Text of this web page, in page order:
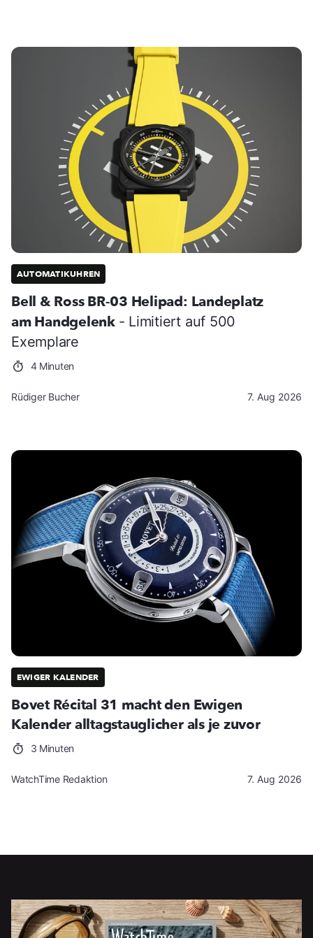
AUTOMATIKUHREN
Bell & Ross BR-03 Helipad: Landeplatz
am Handgelenk - Limitiert auf 500
Exemplare
4 Minuten
Rüdiger Bucher 7. Aug 2026
EWIGER KALENDER
Bovet Récital 31 macht den Ewigen
Kalender alltagstauglicher als je zuvor
3 Minuten
WatchTime Redaktion 7. Aug 2026